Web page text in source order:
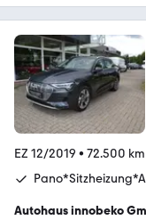
EZ 12/2019 • 72.500 km
Autohaus innobeko